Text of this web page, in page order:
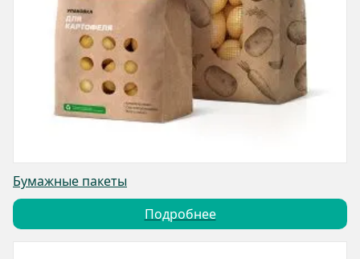
Бумажные пакеты
Подробнее